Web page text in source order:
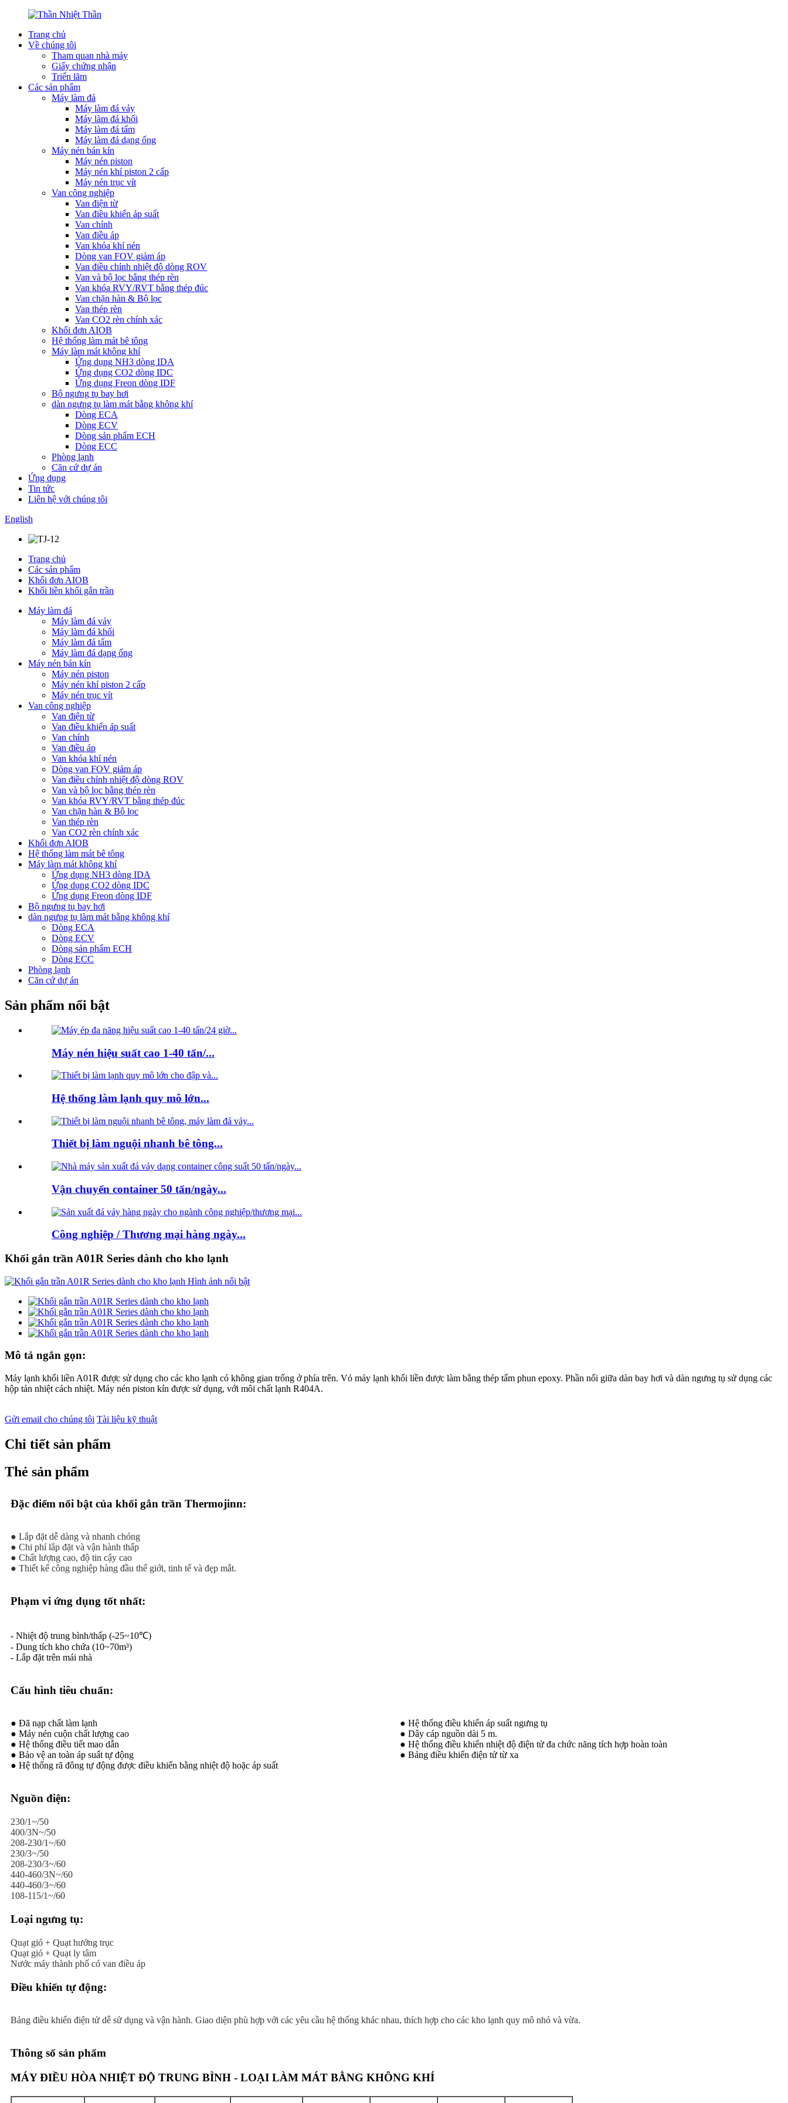
Trang chủ
Về chúng tôi
Tham quan nhà máy
Giấy chứng nhận
Triển lãm
Các sản phẩm
Máy làm đá
Máy làm đá vảy
Máy làm đá khối
Máy làm đá tấm
Máy làm đá dạng ống
Máy nén bán kín
Máy nén piston
Máy nén khí piston 2 cấp
Máy nén trục vít
Van công nghiệp
Van điện từ
Van điều khiển áp suất
Van chính
Van điều áp
Van khóa khí nén
Dòng van FOV giảm áp
Van điều chỉnh nhiệt độ dòng ROV
Van và bộ lọc bằng thép rèn
Van khóa RVY/RVT bằng thép đúc
Van chặn hàn & Bộ lọc
Van thép rèn
Van CO2 rèn chính xác
Khối đơn AIOB
Hệ thống làm mát bê tông
Máy làm mát không khí
Ứng dụng NH3 dòng IDA
Ứng dụng CO2 dòng IDC
Ứng dụng Freon dòng IDF
Bộ ngưng tụ bay hơi
dàn ngưng tụ làm mát bằng không khí
Dòng ECA
Dòng ECV
Dòng sản phẩm ECH
Dòng ECC
Phòng lạnh
Căn cứ dự án
Ứng dụng
Tin tức
Liên hệ với chúng tôi
English
Trang chủ
Các sản phẩm
Khối đơn AIOB
Khối liền khối gắn trần
Máy làm đá
Máy làm đá vảy
Máy làm đá khối
Máy làm đá tấm
Máy làm đá dạng ống
Máy nén bán kín
Máy nén piston
Máy nén khí piston 2 cấp
Máy nén trục vít
Van công nghiệp
Van điện từ
Van điều khiển áp suất
Van chính
Van điều áp
Van khóa khí nén
Dòng van FOV giảm áp
Van điều chỉnh nhiệt độ dòng ROV
Van và bộ lọc bằng thép rèn
Van khóa RVY/RVT bằng thép đúc
Van chặn hàn & Bộ lọc
Van thép rèn
Van CO2 rèn chính xác
Khối đơn AIOB
Hệ thống làm mát bê tông
Máy làm mát không khí
Ứng dụng NH3 dòng IDA
Ứng dụng CO2 dòng IDC
Ứng dụng Freon dòng IDF
Bộ ngưng tụ bay hơi
dàn ngưng tụ làm mát bằng không khí
Dòng ECA
Dòng ECV
Dòng sản phẩm ECH
Dòng ECC
Phòng lạnh
Căn cứ dự án
Sản phẩm nổi bật
Máy nén hiệu suất cao 1-40 tấn/...
Hệ thống làm lạnh quy mô lớn...
Thiết bị làm nguội nhanh bê tông...
Vận chuyển container 50 tấn/ngày...
Công nghiệp / Thương mại hàng ngày...
Khối gắn trần A01R Series dành cho kho lạnh
Mô tả ngắn gọn:
Máy lạnh khối liền A01R được sử dụng cho các kho lạnh có không gian trống ở phía trên. Vỏ máy lạnh khối liền được làm bằng thép tấm phun epoxy. Phần nối giữa dàn bay hơi và dàn ngưng tụ sử dụng các
hộp tản nhiệt cách nhiệt. Máy nén piston kín được sử dụng, với môi chất lạnh R404A.
Gửi email cho chúng tôi Tài liệu kỹ thuật
Chi tiết sản phẩm
Thẻ sản phẩm
Đặc điểm nổi bật của khối gắn trần Thermojinn:
● Lắp đặt dễ dàng và nhanh chóng
● Chi phí lắp đặt và vận hành thấp
● Chất lượng cao, độ tin cậy cao
● Thiết kế công nghiệp hàng đầu thế giới, tinh tế và đẹp mắt.
Phạm vi ứng dụng tốt nhất:
- Nhiệt độ trung bình/thấp (-25~10℃)
- Dung tích kho chứa (10~70m³)
- Lắp đặt trên mái nhà
Cấu hình tiêu chuẩn:
● Đã nạp chất làm lạnh
● Máy nén cuộn chất lượng cao
● Hệ thống điều tiết mao dẫn
● Bảo vệ an toàn áp suất tự động
● Hệ thống rã đông tự động được điều khiển bằng nhiệt độ hoặc áp suất
● Hệ thống điều khiển áp suất ngưng tụ
● Dây cáp nguồn dài 5 m.
● Hệ thống điều khiển nhiệt độ điện tử đa chức năng tích hợp hoàn toàn
● Bảng điều khiển điện tử từ xa
Nguồn điện:
230/1~/50
400/3N~/50
208-230/1~/60
230/3~/50
208-230/3~/60
440-460/3N~/60
440-460/3~/60
108-115/1~/60
Loại ngưng tụ:
Quạt gió + Quạt hướng trục
Quạt gió + Quạt ly tâm
Nước máy thành phố có van điều áp
Điều khiển tự động:
Bảng điều khiển điện tử dễ sử dụng và vận hành. Giao diện phù hợp với các yêu cầu hệ thống khác nhau, thích hợp cho các kho lạnh quy mô nhỏ và vừa.
Thông số sản phẩm
MÁY ĐIỀU HÒA NHIỆT ĐỘ TRUNG BÌNH - LOẠI LÀM MÁT BẰNG KHÔNG KHÍ